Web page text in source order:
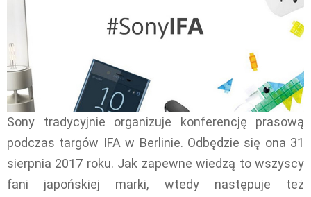
Sony tradycyjnie organizuje konferencję prasową
podczas targów IFA w Berlinie. Odbędzie się ona 31
sierpnia 2017 roku. Jak zapewne wiedzą to wszyscy
fani japońskiej marki, wtedy następuje też